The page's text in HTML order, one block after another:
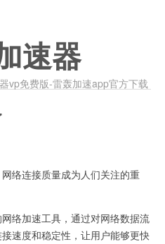
速器
vp免费版-雷轰加速app官方下载
络连接质量成为人们关注的重
加速工具，通过对网络数据流
速度和稳定性，让用户能够更快